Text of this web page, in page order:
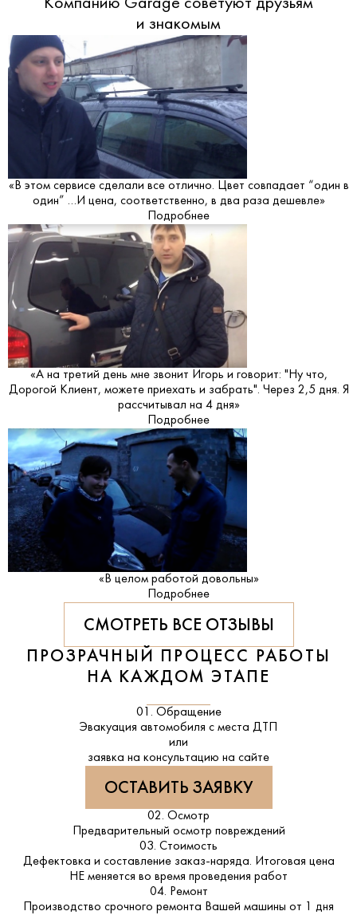
Компанию Garage советуют друзьям
и знакомым
«В этом сервисе сделали все отлично. Цвет совпадает “один в
один” …И цена, соответственно, в два раза дешевле»
Подробнее
«А на третий день мне звонит Игорь и говорит: "Ну что,
Дорогой Клиент, можете приехать и забрать". Через 2,5 дня. Я
рассчитывал на 4 дня»
Подробнее
«В целом работой довольны»
Подробнее
СМОТРЕТЬ ВСЕ ОТЗЫВЫ
ПРОЗРАЧНЫЙ ПРОЦЕСС РАБОТЫ
НА КАЖДОМ ЭТАПЕ
01. Обращение
Эвакуация автомобиля с места ДТП
или
заявка на консультацию на сайте
ОСТАВИТЬ ЗАЯВКУ
02. Осмотр
Предварительный осмотр повреждений
03. Стоимость
Дефектовка и составление заказ-наряда. Итоговая цена
НЕ меняется во время проведения работ
04. Ремонт
Производство срочного ремонта Вашей машины от 1 дня